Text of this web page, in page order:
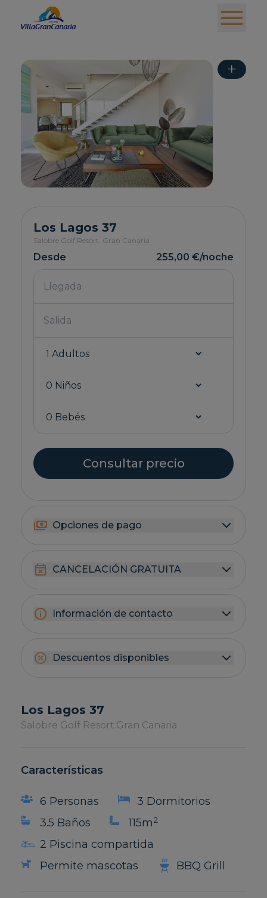
+
Los Lagos 37
Salobre Golf Resort, Gran Canaria
Desde 255,00 €/noche
Consultar precio
Opciones de pago
CANCELACIÓN GRATUITA
Información de contacto
Descuentos disponibles
Los Lagos 37
Salobre Golf Resort.Gran Canaria
Características
6 Personas
3 Dormitorios
3.5 Baños
115m2
2 Piscina compartida
Permite mascotas
BBQ Grill